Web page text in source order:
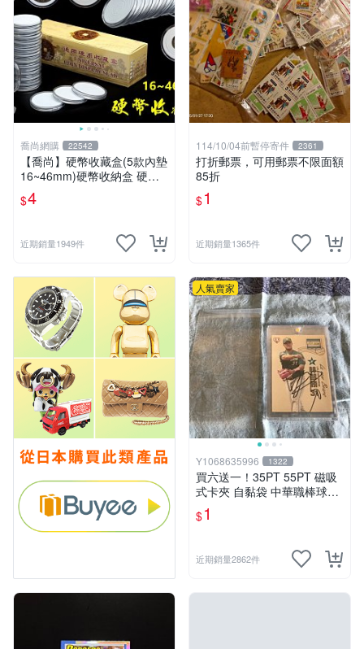
喬尚網購 22542
【喬尚】硬幣收藏盒(5款內墊
16~46mm)硬幣收納盒 硬幣
盒 錢幣盒 紀念幣盒 硬幣保護
錢母保護殼
$4
近期銷量1949件
114/10/04前暫停寄件 2361
打折郵票，可用郵票不限面額
85折
$1
近期銷量1365件
人氣賣家
Y1068635996 1322
買六送一！35PT 55PT 磁吸
式卡夾 自黏袋 中華職棒球員
卡 遊戲王 寶可夢PTCG 漫威
ultra pro可用
$1
近期銷量2862件